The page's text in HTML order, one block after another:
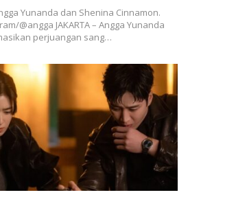
Yunanda dan Shenina Cinnamon.
@angga JAKARTA – Angga Yunanda
perjuangan sang…